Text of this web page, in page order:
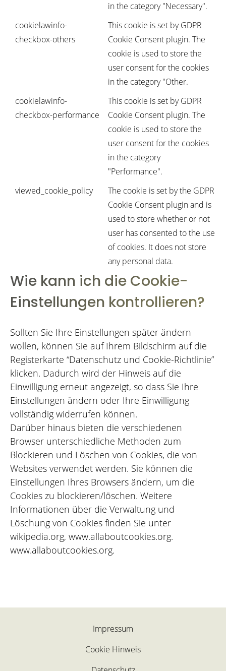
in the category "Necessary".
cookielawinfo-
checkbox-others
This cookie is set by GDPR
Cookie Consent plugin. The
cookie is used to store the
user consent for the cookies
in the category "Other.
cookielawinfo-
checkbox-performance
This cookie is set by GDPR
Cookie Consent plugin. The
cookie is used to store the
user consent for the cookies
in the category
"Performance".
viewed_cookie_policy
The cookie is set by the GDPR
Cookie Consent plugin and is
used to store whether or not
user has consented to the use
of cookies. It does not store
any personal data.
Wie kann ich die Cookie-
Einstellungen kontrollieren?
Sollten Sie Ihre Einstellungen später ändern
wollen, können Sie auf Ihrem Bildschirm auf die
Registerkarte “Datenschutz und Cookie-Richtlinie”
klicken. Dadurch wird der Hinweis auf die
Einwilligung erneut angezeigt, so dass Sie Ihre
Einstellungen ändern oder Ihre Einwilligung
vollständig widerrufen können.
Darüber hinaus bieten die verschiedenen
Browser unterschiedliche Methoden zum
Blockieren und Löschen von Cookies, die von
Websites verwendet werden. Sie können die
Einstellungen Ihres Browsers ändern, um die
Cookies zu blockieren/löschen. Weitere
Informationen über die Verwaltung und
Löschung von Cookies finden Sie unter
wikipedia.org, www.allaboutcookies.org.
www.allaboutcookies.org.
Impressum
Cookie Hinweis